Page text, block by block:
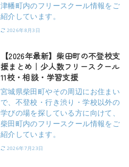
津幡町内のフリースクール情報をご
紹介しています。
2026年8月3日
【2026年最新】柴田町の不登校支
援まとめ｜少人数フリースクール
11校・相談・学習支援
宮城県柴田町やその周辺にお住まい
で、不登校・行き渋り・学校以外の
学びの場を探している方に向けて、
柴田町内のフリースクール情報をご
紹介しています。
2026年7月23日